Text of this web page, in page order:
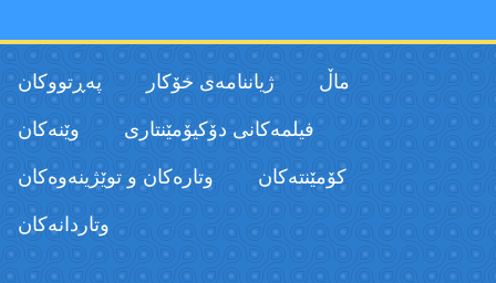
ماڵ ژیاننامەی خۆکار پەڕتووكان
فیلمەكانی دۆکیۆمێنتاری وێنەکان
كۆمێنتەكان وتارەکان و توێژینەوەکان
وتاردانەكان